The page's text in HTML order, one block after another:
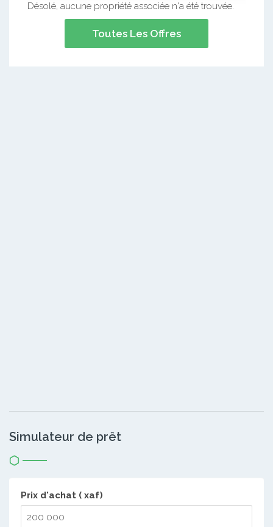
Désolé, aucune propriété associée n'a été trouvée.
Toutes Les Offres
Simulateur de prêt
Prix d'achat ( xaf)